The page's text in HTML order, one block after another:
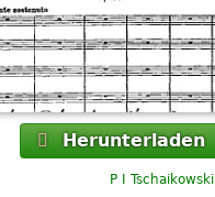
Herunterladen
P I Tschaikowski